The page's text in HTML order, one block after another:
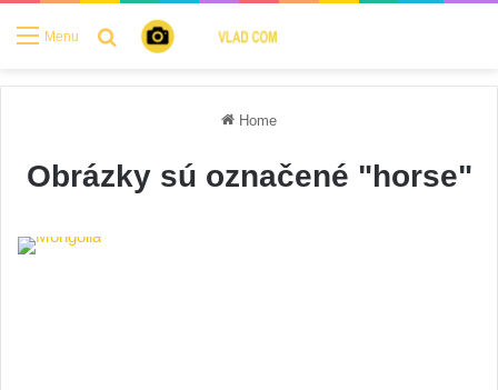
Menu Search for
Home
Obrázky sú označené "horse"